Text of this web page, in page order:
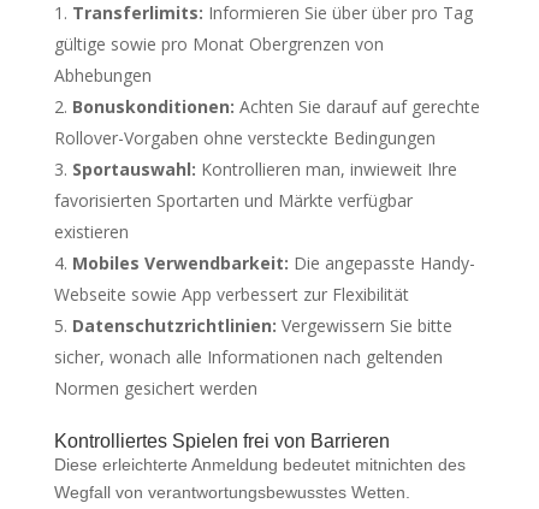
Transferlimits: Informieren Sie über über pro Tag
gültige sowie pro Monat Obergrenzen von
Abhebungen
Bonuskonditionen: Achten Sie darauf auf gerechte
Rollover-Vorgaben ohne versteckte Bedingungen
Sportauswahl: Kontrollieren man, inwieweit Ihre
favorisierten Sportarten und Märkte verfügbar
existieren
Mobiles Verwendbarkeit: Die angepasste Handy-
Webseite sowie App verbessert zur Flexibilität
Datenschutzrichtlinien: Vergewissern Sie bitte
sicher, wonach alle Informationen nach geltenden
Normen gesichert werden
Kontrolliertes Spielen frei von Barrieren
Diese erleichterte Anmeldung bedeutet mitnichten des
Wegfall von verantwortungsbewusstes Wetten.